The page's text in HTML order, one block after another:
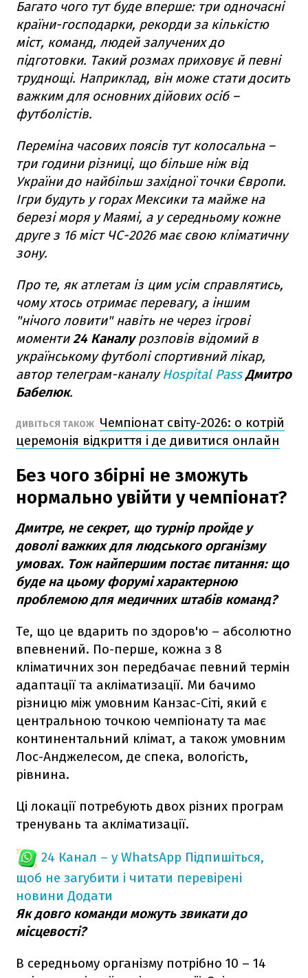
Багато чого тут буде вперше: три одночасні
країни-господарки, рекорди за кількістю
міст, команд, людей залучених до
підготовки. Такий розмах приховує й певні
труднощі. Наприклад, він може стати досить
важким для основних дійових осіб –
футболістів.
Переміна часових поясів тут колосальна –
три години різниці, що більше ніж від
України до найбільш західної точки Європи.
Ігри будуть у горах Мексики та майже на
березі моря у Маямі, а у середньому кожне
друге з 16 міст ЧС-2026 має свою кліматичну
зону.
Про те, як атлетам із цим усім справлятись,
чому хтось отримає перевагу, а іншим
"нічого ловити" навіть не через ігрові
моменти 24 Каналурозповів відомий в
українському футболі спортивний лікар,
автор телеграм-каналуHospital Pass Дмитро
Бабелюк.
ДИВІТЬСЯ ТАКОЖ Чемпіонат світу-2026: о котрій
церемонія відкриття і де дивитися онлайн
Без чого збірні не зможуть
нормально увійти у чемпіонат?
Дмитре, не секрет, що турнір пройде у
доволі важких для людського організму
умовах. Тож найпершим постає питання: що
буде на цьому форумі характерною
проблемою для медичних штабів команд?
Те, що це вдарить по здоров'ю – абсолютно
впевнений. По-перше, кожна з 8
кліматичних зон передбачає певний термін
адаптації та акліматизації. Ми бачимо
різницю між умовним Канзас-Сіті, який є
центральною точкою чемпіонату та має
континентальний клімат, а також умовним
Лос-Анджелесом, де спека, вологість,
рівнина.
Ці локації потребують двох різних програм
тренувань та акліматизації.
24 Канал – у WhatsApp Підпишіться,
щоб не загубити і читати перевірені
новини Додати
Як довго команди можуть звикати до
місцевості?
В середньому організму потрібно 10 – 14